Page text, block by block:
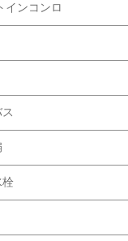
ンコンロ
栓